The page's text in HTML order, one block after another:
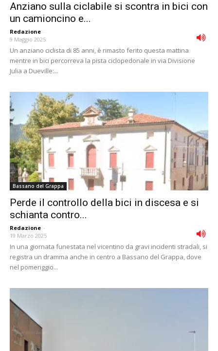
Anziano sulla ciclabile si scontra in bici con
un camioncino e...
Redazione -
9 Maggio 2025
Un anziano ciclista di 85 anni, è rimasto ferito questa mattina
mentre in bici percorreva la pista ciclopedonale in via Divisione
Julia a Dueville:...
Bassano del Grappa
Perde il controllo della bici in discesa e si
schianta contro...
Redazione -
19 Marzo 2025
In una giornata funestata nel vicentino da gravi incidenti stradali, si
registra un dramma anche in centro a Bassano del Grappa, dove
nel pomeriggio...